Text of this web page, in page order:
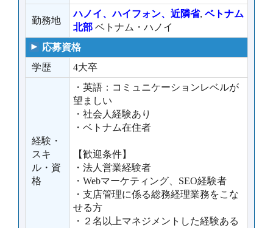
勤務地
ハノイ、ハイフォン、近隣省, ベトナム
北部 ベトナム・ハノイ
応募資格
学歴
4大卒
経験・
スキ
ル・資
格
・英語：コミュニケーションレベルが
望ましい
・社会人経験あり
・ベトナム在住者
【歓迎条件】
・法人営業経験者
・Webマーケティング、SEO経験者
・支店管理に係る総務経理業務をこな
せる方
・２名以上マネジメントした経験ある